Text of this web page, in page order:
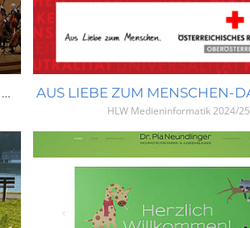
RELAUNCH DER WEBSITE DES LINZER KONZERTVEREINS
HLW Medieninformatik2024/25